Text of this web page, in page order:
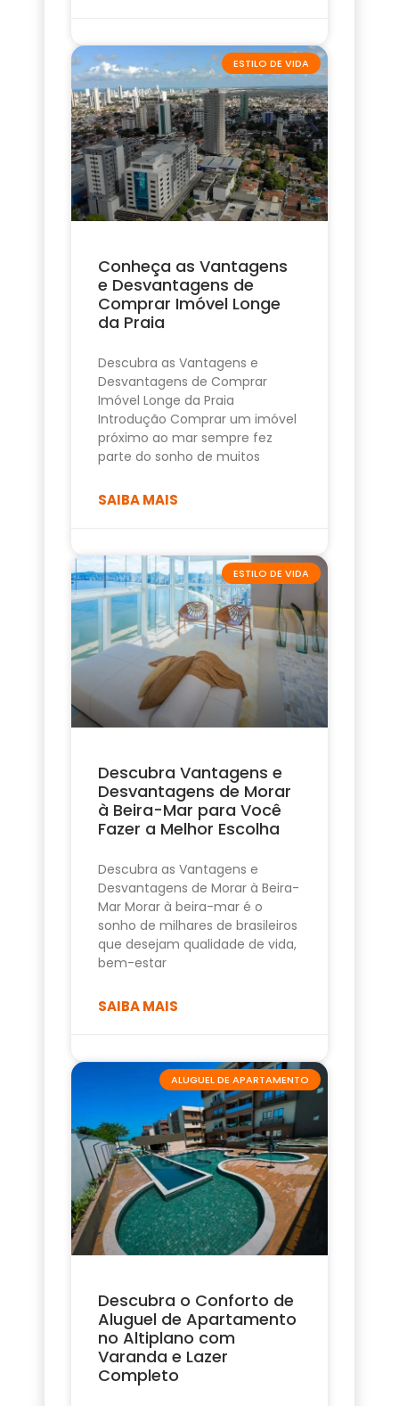
ESTILO DE VIDA
Conheça as Vantagens
e Desvantagens de
Comprar Imóvel Longe
da Praia
Descubra as Vantagens e
Desvantagens de Comprar
Imóvel Longe da Praia
Introdução Comprar um imóvel
próximo ao mar sempre fez
parte do sonho de muitos
SAIBA MAIS
ESTILO DE VIDA
Descubra Vantagens e
Desvantagens de Morar
à Beira-Mar para Você
Fazer a Melhor Escolha
Descubra as Vantagens e
Desvantagens de Morar à Beira-
Mar Morar à beira-mar é o
sonho de milhares de brasileiros
que desejam qualidade de vida,
bem-estar
SAIBA MAIS
ALUGUEL DE APARTAMENTO
Descubra o Conforto de
Aluguel de Apartamento
no Altiplano com
Varanda e Lazer
Completo